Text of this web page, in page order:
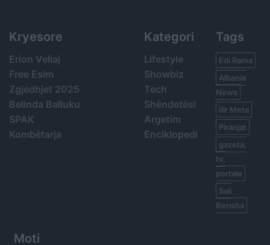
Kryesore
Erion Veliaj
Free Esim
Zgjedhjet 2025
Belinda Balluku
SPAK
Kombëtarja
Kategori
Lifestyle
Showbiz
Tech
Shëndetësi
Argetim
Enciklopedi
Tags
Edi Rama
Albania
News
Ilir Meta
Piranjat
gazeta,
tv,
portale
Sali
Berisha
Moti